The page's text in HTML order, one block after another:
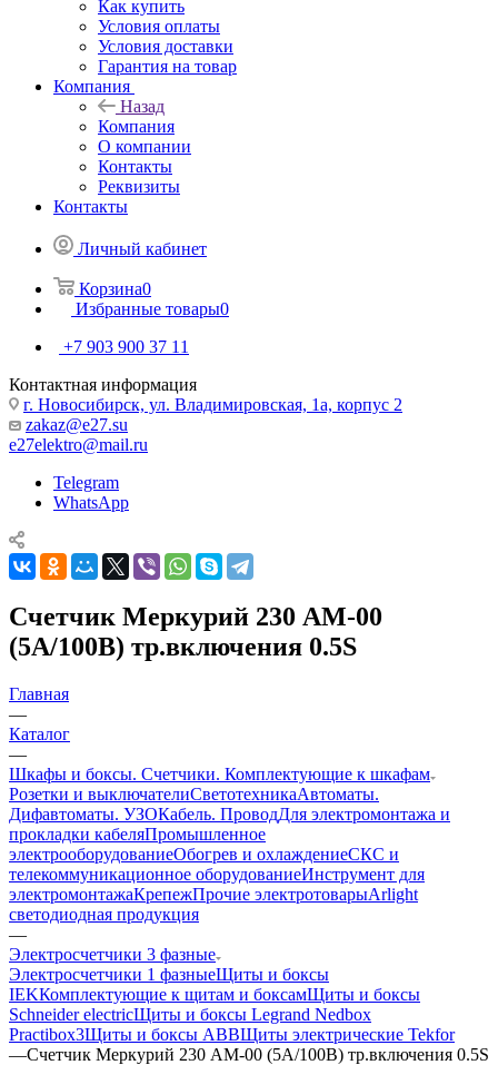
Как купить
Условия оплаты
Условия доставки
Гарантия на товар
Компания
Назад
Компания
О компании
Контакты
Реквизиты
Контакты
Личный кабинет
Корзина0
Избранные товары0
+7 903 900 37 11
Контактная информация
г. Новосибирск, ул. Владимировская, 1а, корпус 2
zakaz@e27.su
e27elektro@mail.ru
Telegram
WhatsApp
Счетчик Меркурий 230 AM-00
(5А/100В) тр.включения 0.5S
Главная
—
Каталог
—
Шкафы и боксы. Счетчики. Комплектующие к шкафам
Розетки и выключателиСветотехникаАвтоматы.
Дифавтоматы. УЗОКабель. ПроводДля электромонтажа и
прокладки кабеляПромышленное
электрооборудованиеОбогрев и охлаждениеСКС и
телекоммуникационное оборудованиеИнструмент для
электромонтажаКрепежПрочие электротоварыArlight
светодиодная продукция
—
Электросчетчики 3 фазные
Электросчетчики 1 фазныеЩиты и боксы
IEKКомплектующие к щитам и боксамЩиты и боксы
Schneider electricЩиты и боксы Legrand Nedbox
Practibox3Щиты и боксы ABBЩиты электрические Tekfor
—Счетчик Меркурий 230 AM-00 (5А/100В) тр.включения 0.5S